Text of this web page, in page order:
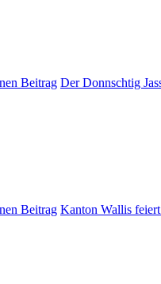
Der Donnschtig
Kanton Wallis